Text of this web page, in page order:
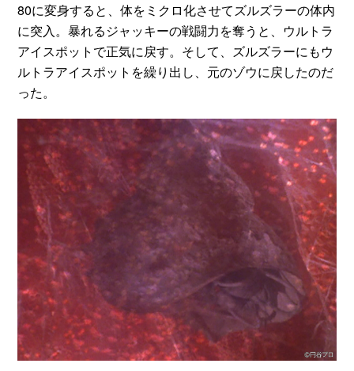
80に変身すると、体をミクロ化させてズルズラーの体内
に突入。暴れるジャッキーの戦闘力を奪うと、ウルトラ
アイスポットで正気に戻す。そして、ズルズラーにもウ
ルトラアイスポットを繰り出し、元のゾウに戻したのだ
った。